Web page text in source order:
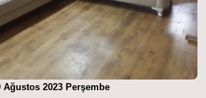
Ağustos 2023 Perşembe